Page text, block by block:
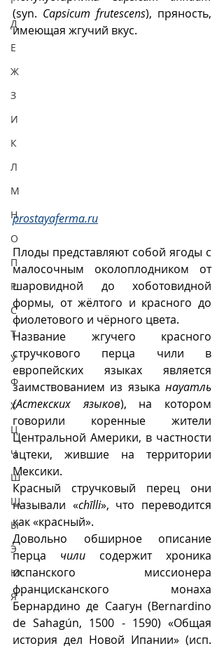
Д
Е
Ж
З
И
К
Л
М
Н
О
П
Р
С
Т
У
Ф
Х
Ц
Ч
Ш
Щ
Ы
Э
Ю
Я
(syn. Capsicum frutescens), пряность,
имеющая жгучий вкус.
prostayaferma.ru
Плоды представляют собой ягоды с
малосочным околоплодником от
шаровидной до хоботовидной
формы, от жёлтого и красного до
фиолетового и чёрного цвета.
Название жгучего красного
стручкового перца чили в
европейских языках является
заимствованием из языка науатль
(Астекских языков), на котором
говорили коренные жители
Центральной Америки, в частности
ацтеки, жившие на территории
Мексики.
Красный стручковый перец они
называли «chīlli», что переводится
как «красный».
Довольно обширное описание
перца чили содержит хроника
испанского миссионера
францисканского монаха
Бернардино де Саагун (Bernardino
de Sahagún, 1500 - 1590) «Общая